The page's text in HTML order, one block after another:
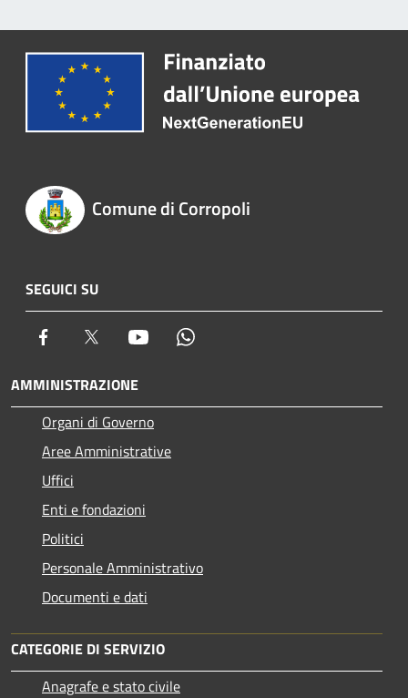
Comune di Corropoli
SEGUICI SU
Facebook Twitter Youtube
AMMINISTRAZIONE
Organi di Governo
Aree Amministrative
Uffici
Enti e fondazioni
Politici
Personale Amministrativo
Documenti e dati
CATEGORIE DI SERVIZIO
Anagrafe e stato civile